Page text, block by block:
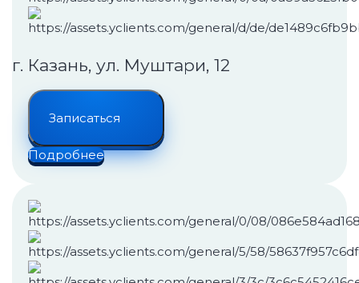
г. Казань, ул. Муштари, 12
Записаться
Подробнее